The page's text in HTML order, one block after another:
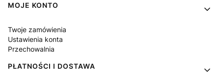
MOJE KONTO
Twoje zamówienia
Ustawienia konta
Przechowalnia
PŁATNOŚCI I DOSTAWA